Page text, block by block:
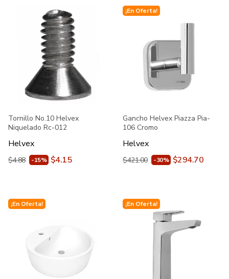
Tornillo No.10 Helvex
Niquelado Rc-012
Helvex
$4.88 -15% $4.15
¡En Oferta!
Gancho Helvex Piazza Pia-
106 Cromo
Helvex
$421.00 -30% $294.70
¡En Oferta! ¡En Oferta!